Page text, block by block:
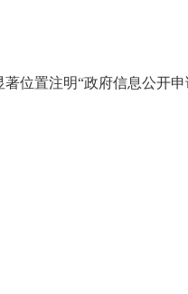
位置注明“政府信息公开